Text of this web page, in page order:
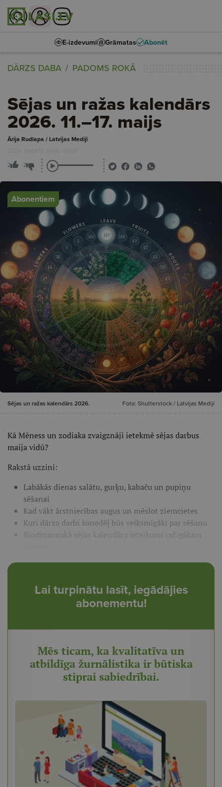
E-izdevumi Grāmatas Abonēt
DĀRZS DABA PADOMS ROKĀ
Sējas un ražas kalendārs
2026. 11.–17. maijs
Ārija Rudlapa / Latvijas Mediji
2026. gada 11. maijs, 00:00
2 2
Abonentiem
Sējas un ražas kalendārs 2026. Foto: Shutterstock / Latvijas Mediji
Kā Mēness un zodiaka zvaigznāji ietekmē sējas darbus
maija vidū?
Rakstā uzzini:
Labākās dienas salātu, gurķu, kabaču un pupiņu
sēšanai
Kad vākt ārstniecības augus un mēslot ziemcietes
Kuri dārza darbi šonedēļ būs veiksmīgāki par sēšanu
Biodinamiskā sējas kalendāra ieteikumi ražīgākam
Lai turpinātu lasīt, iegādājies
abonementu!
Mēs ticam, ka kvalitatīva un
atbildīga žurnālistika ir būtiska
stiprai sabiedrībai.